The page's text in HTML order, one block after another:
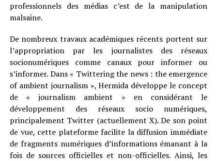
professionnels des médias c’est de la manipulation
malsaine.
De nombreux travaux académiques récents portent sur
l’appropriation par les journalistes des réseaux
socionumériques comme canaux pour informer ou
s’informer. Dans « Twittering the news : the emergence
of ambient journalism », Hermida développe le concept
de « journalism ambient » en considérant le
développement des réseaux socio numériques,
principalement Twitter (actuellement X). De son point
de vue, cette plateforme facilite la diffusion immédiate
de fragments numériques d’informations émanant à la
fois de sources officielles et non-officielles. Ainsi, les